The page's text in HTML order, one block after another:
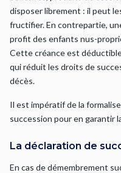
disposer librement : il peut
fructifier. En contrepartie,
profit des enfants nus-
Cette créance est
qui réduit les droits de
décès.
Il est impératif de la
succession pour en garantir
La déclaration de
En cas de démembrement